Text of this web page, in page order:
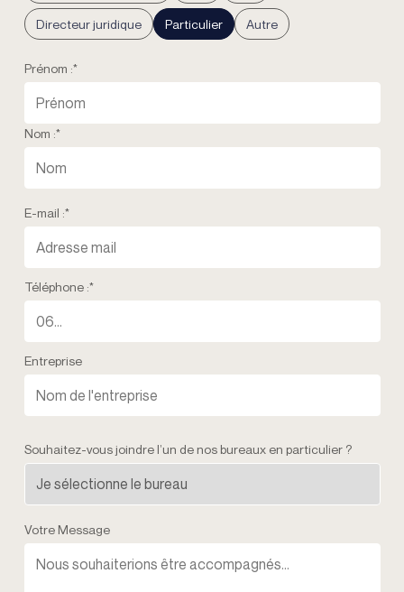
Directeur juridique Particulier Autre
Prénom :*
Nom :*
E-mail :*
Téléphone :*
Entreprise
Souhaitez-vous joindre l’un de nos bureaux en particulier ?
Votre Message